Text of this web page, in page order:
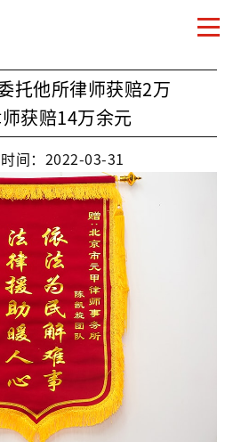
托他所律师获赔2万
获赔14万余元
间：2022-03-31